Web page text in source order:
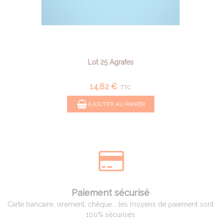
Lot 25 Agrafes
14,82 € TTC
AJOUTER AU PANIER
Paiement sécurisé
Carte bancaire, virement, chèque... les moyens de paiement sont
100% sécurisés